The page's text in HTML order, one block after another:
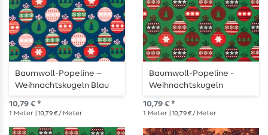
Baumwoll-Popeline –
Weihnachtskugeln Blau
10,79 € *
1 Meter | 10,79 € / Meter
Baumwoll-Popeline -
Weihnachtskugeln
Bordeaux
10,79 € *
1 Meter | 10,79 € / Meter